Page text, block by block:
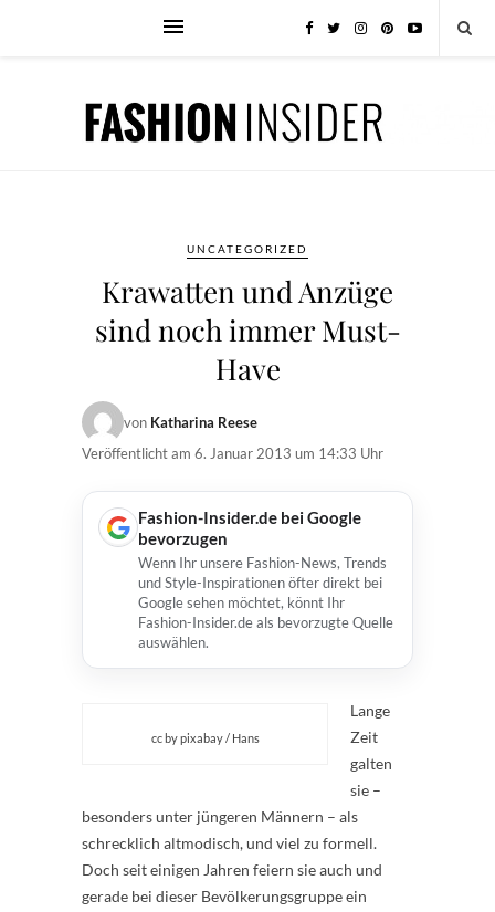
UNCATEGORIZED
Krawatten und Anzüge
sind noch immer Must-
Have
von Katharina Reese
Veröffentlicht am 6. Januar 2013 um 14:33 Uhr
Fashion-Insider.de bei Google
bevorzugen
Wenn Ihr unsere Fashion-News, Trends
und Style-Inspirationen öfter direkt bei
Google sehen möchtet, könnt Ihr
Fashion-Insider.de als bevorzugte Quelle
auswählen.
cc by pixabay / Hans
Lange
Zeit
galten
sie –
besonders unter jüngeren Männern – als
schrecklich altmodisch, und viel zu formell.
Doch seit einigen Jahren feiern sie auch und
gerade bei dieser Bevölkerungsgruppe ein